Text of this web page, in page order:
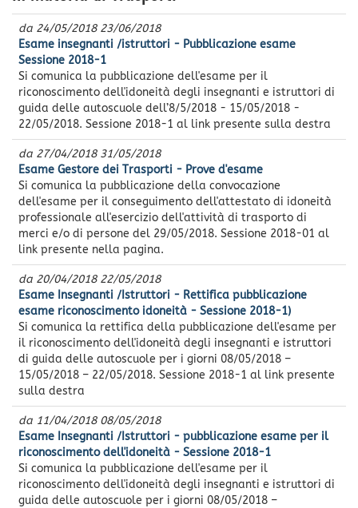
da 24/05/2018 23/06/2018
Esame insegnanti /istruttori - Pubblicazione esame
Sessione 2018-1
Si comunica la pubblicazione dell'esame per il
riconoscimento dell'idoneità degli insegnanti e istruttori di
guida delle autoscuole dell’8/5/2018 - 15/05/2018 -
22/05/2018. Sessione 2018-1 al link presente sulla destra
da 27/04/2018 31/05/2018
Esame Gestore dei Trasporti - Prove d'esame
Si comunica la pubblicazione della convocazione
dell'esame per il conseguimento dell'attestato di idoneità
professionale all'esercizio dell'attività di trasporto di
merci e/o di persone del 29/05/2018. Sessione 2018-01 al
link presente nella pagina.
da 20/04/2018 22/05/2018
Esame Insegnanti /Istruttori - Rettifica pubblicazione
esame riconoscimento idoneità - Sessione 2018-1)
Si comunica la rettifica della pubblicazione dell'esame per
il riconoscimento dell'idoneità degli insegnanti e istruttori
di guida delle autoscuole per i giorni 08/05/2018 –
15/05/2018 – 22/05/2018. Sessione 2018-1 al link presente
sulla destra
da 11/04/2018 08/05/2018
Esame Insegnanti /Istruttori - pubblicazione esame per il
riconoscimento dell'idoneità - Sessione 2018-1
Si comunica la pubblicazione dell'esame per il
riconoscimento dell'idoneità degli insegnanti e istruttori di
guida delle autoscuole per i giorni 08/05/2018 –